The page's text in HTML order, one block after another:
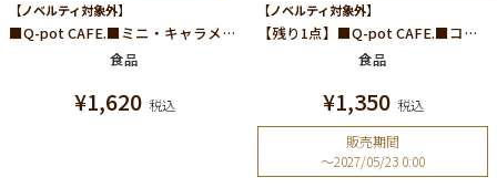
【ノベルティ対象外】
■Q-pot CAFE.■ミニ・キャラメルクッキー缶
食品
¥1,620 税込
【ノベルティ対象外】
【残り1点】■Q-pot CAFE.■コーヒードリップパック 5袋入り
食品
¥1,350 税込
販売期間
〜2027/05/23 0:00